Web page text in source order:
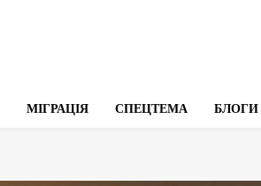
МІГРАЦІЯ СПЕЦТЕМА БЛОГИ